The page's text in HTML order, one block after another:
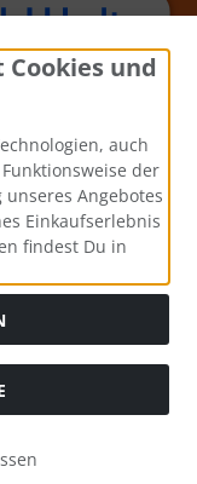
. Die
und
auch
der
Angebotes
Einkaufserlebnis
findest Du in